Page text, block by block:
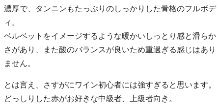
濃厚で、タンニンもたっぷりのしっかりした骨格のフルボデ
ィ。
ベルベットをイメージするような暖かいしっとり感と滑らか
さがあり、また酸のバランスが良いため重過ぎる感じはあり
ません。
とは言え、さすがにワイン初心者には強すぎると思います。
どっしりした赤がお好きな中級者、上級者向き。